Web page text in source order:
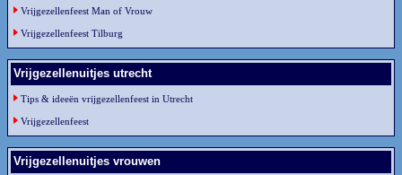
Vrijgezellenfeest Man of Vrouw
Vrijgezellenfeest Tilburg
Vrijgezellenuitjes utrecht
Tips & ideeën vrijgezellenfeest in Utrecht
Vrijgezellenfeest
Vrijgezellenuitjes vrouwen